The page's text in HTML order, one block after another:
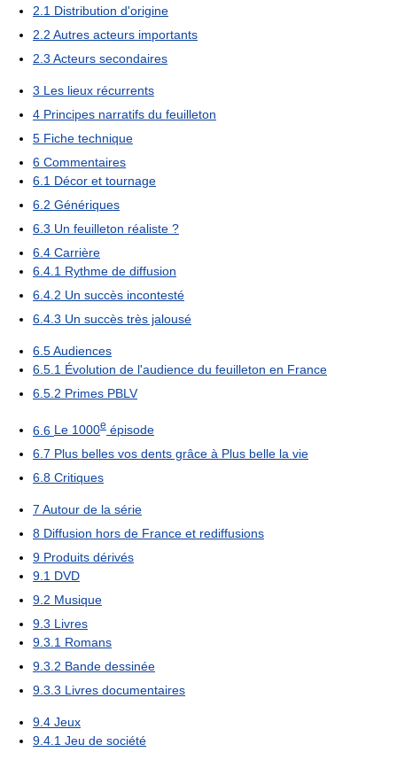
2.1 Distribution d'origine
2.2 Autres acteurs importants
2.3 Acteurs secondaires
3 Les lieux récurrents
4 Principes narratifs du feuilleton
5 Fiche technique
6 Commentaires
6.1 Décor et tournage
6.2 Génériques
6.3 Un feuilleton réaliste ?
6.4 Carrière
6.4.1 Rythme de diffusion
6.4.2 Un succès incontesté
6.4.3 Un succès très jalousé
6.5Audiences
6.5.1 Évolution de l'audience du feuilleton en France
6.5.2 Primes PBLV
6.6 Le 1000e épisode
6.7 Plus belles vos dents grâce à Plus belle la vie
6.8 Critiques
7 Autour de la série
8 Diffusion hors de France et rediffusions
9 Produits dérivés
9.1 DVD
9.2 Musique
9.3 Livres
9.3.1 Romans
9.3.2 Bande dessinée
9.3.3 Livres documentaires
9.4 Jeux
9.4.1 Jeu de société